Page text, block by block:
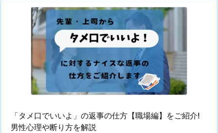
「タメ口でいいよ」の返事の仕方【職場編】をご紹介!
男性心理や断り方を解説